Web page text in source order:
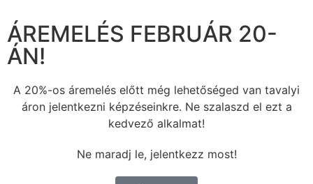
ÁREMELÉS FEBRUÁR 20-
ÁN!
A 20%-os áremelés előtt még lehetőséged van tavalyi
áron jelentkezni képzéseinkre. Ne szalaszd el ezt a
kedvező alkalmat!
Ne maradj le, jelentkezz most!